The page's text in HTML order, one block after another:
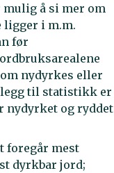
å si mer om
ligger i m.m.
før
nydyrkes eller
til statistikk er
nydyrket og ryddet
foregår mest
dyrkbar jord;